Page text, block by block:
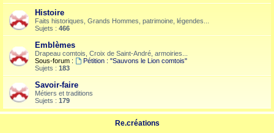
Histoire
Faits historiques, Grands Hommes, patrimoine, légendes...
Sujets : 466
Emblèmes
Drapeau comtois, Croix de Saint-André, armoiries...
Sous-forum :
Pétition : "Sauvons le Lion comtois"
Sujets : 183
Savoir-faire
Métiers et traditions
Sujets : 179
Re.créations